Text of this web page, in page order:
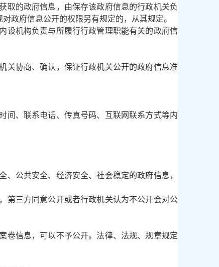
的政府信息，由保存该政府信息的行政机关负
政府信息公开的权限另有规定的，从其规定。
设机构负责与所履行行政管理职能有关的政府信
协商、确认，保证行政机关公开的政府信息准
间、联系电话、传真号码、互联网联系方式等内
公共安全、经济安全、社会稳定的政府信息，
三方同意公开或者行政机关认为不公开会对公
卷信息，可以不予公开。法律、法规、规章规定